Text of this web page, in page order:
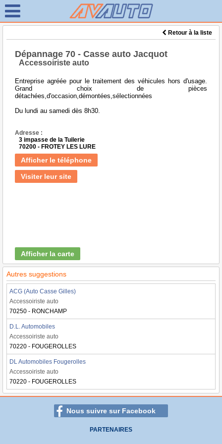
Retour à la liste
Dépannage 70 - Casse auto Jacquot
Accessoiriste auto
Entreprise agréée pour le traitement des véhicules hors d'usage.
Grand choix de pièces
détachées,d'occasion,démontées,sélectionnées
Du lundi au samedi dès 8h30.
Adresse :
3 impasse de la Tuilerie
70200 - FROTEY LES LURE
Afficher le téléphone
Visiter leur site
Afficher la carte
Autres suggestions
ACG (Auto Casse Gilles)
Accessoiriste auto
70250 - RONCHAMP
D.L. Automobiles
Accessoiriste auto
70220 - FOUGEROLLES
DL Automobiles Fougerolles
Accessoiriste auto
70220 - FOUGEROLLES
Nous suivre sur Facebook
PARTENAIRES